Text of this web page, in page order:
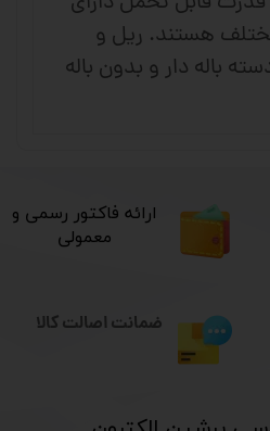
هستند. ریل و
باله دار و بدون باله
​ارائه فاکتور رسمی و
معمولی
ضمانت اصالت کالا